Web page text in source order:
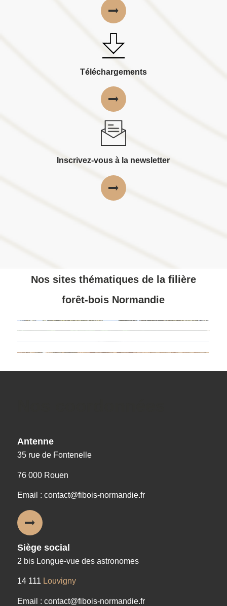
Téléchargements
Inscrivez-vous à la newsletter
Nos sites thématiques de la filière
forêt-bois Normandie
Antenne
35 rue de Fontenelle
76 000 Rouen
Email : contact@fibois-normandie.fr
Siège social
2 bis Longue-vue des astronomes
14 111 Louvigny
Email : contact@fibois-normandie.fr